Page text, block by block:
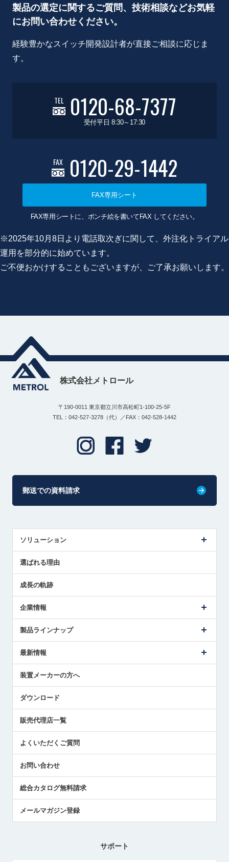
製品の選定に関するご質問、技術相談などお気軽
にお問い合わせください。
経験豊かなスイッチ開発設計者が直接ご相談に応じま
す。
TEL 0120-68-7377
受付平日 8:30～17:30
FAX 0120-29-1442
FAX専用シート
FAX専用シートに、ポンチ絵を書いてFAX してください。
※2025年10月8日より電話取次ぎに関して、外注化トライアル
運用を部分的に始めています。
ご不便おかけすることもございますが、ご了承お願いします。
株式会社メトロール
〒190-0011 東京都立川市高松町1-100-25-5F
TEL：042-527-3278（代）／FAX：042-528-1442
郵送での資料請求
ソリューション
解決策提案
選ばれる理由
成長の軌跡
企業情報
ごあいさつ
受賞履歴
採用情報
国/地域/言語
製品ラインナップ
ツールセッタ製品
エアマイクロセンサ製品
最新情報
メトロールの技術
社員ブログ
中小企業のBCP地震対策
センサのテクニカルガイド
社長ブログ
装置メーカーの方へ
ダウンロード
販売代理店一覧
よくいただくご質問
お問い合わせ
総合カタログ無料請求
メールマガジン登録
サポート